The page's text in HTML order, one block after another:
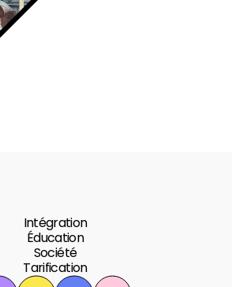
Intégration
Éducation
Société
Tarification